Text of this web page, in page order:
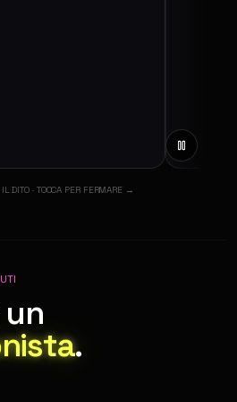
DITO · TOCCA PER FERMARE →
.